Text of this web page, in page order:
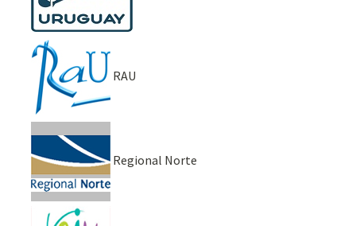
RAU
Regional Norte